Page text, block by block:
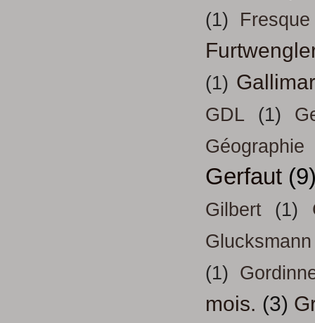
(1) Fresque
(1)
GDL (1)
Géographie
Gerfaut
Gilbert (1)
Glucksmann
(1)
mois. (3)